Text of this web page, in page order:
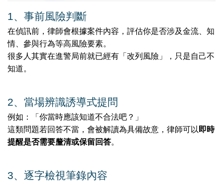
1️、 事前風險判斷
在偵訊前，律師會根據案件內容，評估你是否涉及金流、知
情、參與行為等高風險要素。
很多人其實在進警局前就已經有「改列風險」，只是自己不
知道。
2️、 當場辨識誘導式提問
例如：「你當時應該知道不合法吧？」
這類問題若回答不當，會被解讀為具備故意，律師可以 即時
提醒是否需要釐清或保留回答。
3️、 逐字檢視筆錄內容